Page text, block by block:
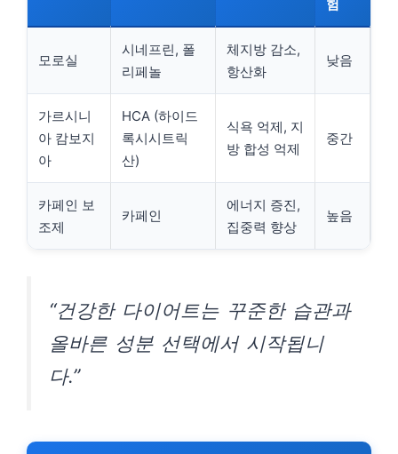
험
모로실
시네프린, 폴
리페놀
체지방 감소,
항산화
낮음
가르시니
아 캄보지
아
HCA (하이드
록시시트릭
산)
식욕 억제, 지
방 합성 억제
중간
카페인 보
조제
카페인
에너지 증진,
집중력 향상
높음
“건강한 다이어트는 꾸준한 습관과
올바른 성분 선택에서 시작됩니
다.”